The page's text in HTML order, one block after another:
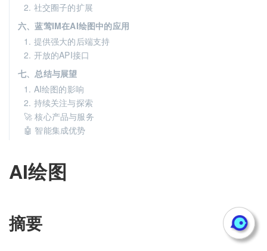
AI绘图
摘要
2. 社交圈子的扩展
六、蓝莺IM在AI绘图中的应用
1. 提供强大的后端支持
2. 开放的API接口
七、总结与展望
1. AI绘图的影响
2. 持续关注与探索
🚀 核心产品与服务
🤖 智能集成优势